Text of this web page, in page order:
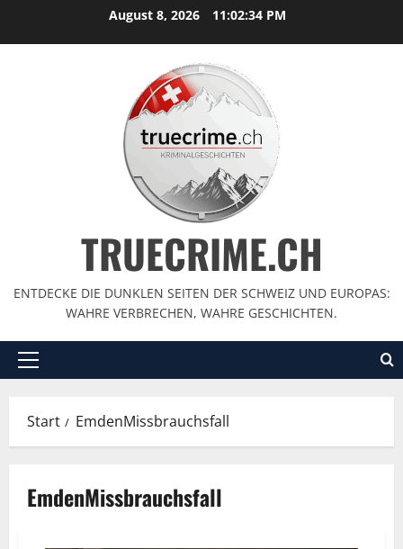
August 8, 2026 11:02:35 PM
TRUECRIME.CH
ENTDECKE DIE DUNKLEN SEITEN DER SCHWEIZ UND EUROPAS:
WAHRE VERBRECHEN, WAHRE GESCHICHTEN.
Start EmdenMissbrauchsfall
EmdenMissbrauchsfall